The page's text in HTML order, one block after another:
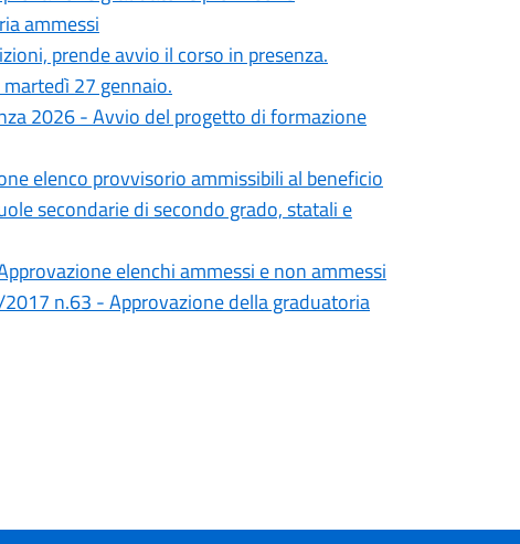
ammessi
prende avvio il corso in presenza.
27 gennaio.
2026 - Avvio del progetto di formazione
elenco provvisorio ammissibili al beneficio
secondarie di secondo grado, statali e
elenchi ammessi e non ammessi
n.63 - Approvazione della graduatoria